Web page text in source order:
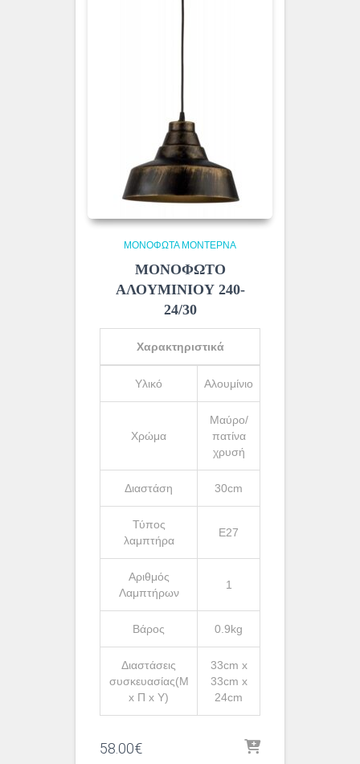
ΜΟΝΌΦΩΤΑ ΜΟΝΤΈΡΝΑ
ΜΟΝΟΦΩΤΟ
ΑΛΟΥΜΙΝΙΟΥ 240-
24/30
Χαρακτηριστικά
Υλικό Αλουμίνιο
Χρώμα
Μαύρο/
πατίνα
χρυσή
Διαστάση 30cm
Τύπος
λαμπτήρα
Ε27
Αριθμός
Λαμπτήρων
1
Βάρος 0.9kg
Διαστάσεις
συσκευασίας(Μ
x Π x Υ)
33cm x
33cm x
24cm
58.00€